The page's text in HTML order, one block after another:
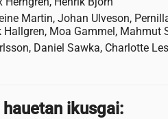
Martin, Johan Ulveson,
Hallgren, Moa Gammel, Mahmut
Daniel Sawka, Charlotte
ikusgai: